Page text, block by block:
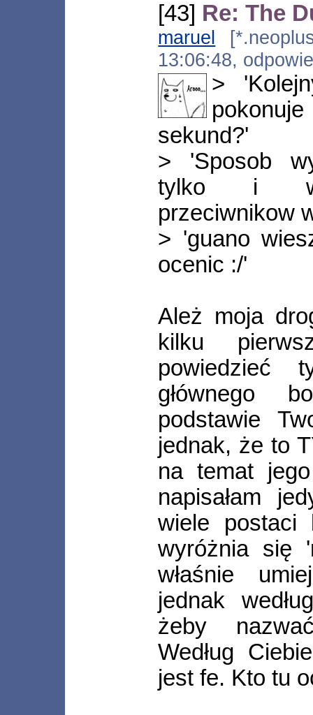
[43] Re: The
maruel
13:06:48,
>
sekund?'
> 'Sposob
tylko i
przeciwnikow
> 'guano
ocenic :/'
Ależ moja
kilku
powiedzieć
głównego
podstawie
jednak, że to
na temat
napisałam
wiele postaci
wyróżnia się
właśnie
jednak
żeby
Według
jest fe. Kto tu